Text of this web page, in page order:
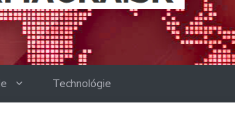
Technológie